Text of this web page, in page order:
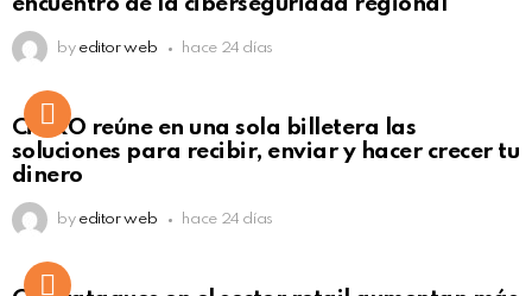
encuentro de la ciberseguridad regional
by editor web hace 24 días
Not Safe For Work
Click to view this post
CiNKO reúne en una sola billetera las
soluciones para recibir, enviar y hacer crecer tu
dinero
by editor web hace 24 días